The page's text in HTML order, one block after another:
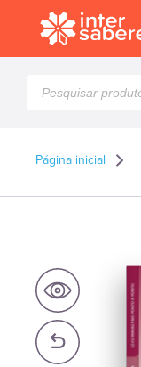
produtos
Página inicial